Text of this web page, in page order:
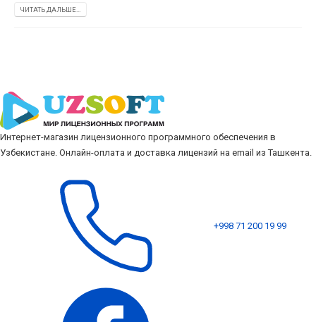
ЧИТАТЬ ДАЛЬШЕ...
Интернет-магазин лицензионного программного обеспечения в
Узбекистане. Онлайн-оплата и доставка лицензий на email из Ташкента.
+998 71 200 19 99